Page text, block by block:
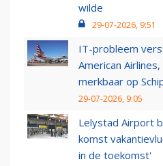
wilde
29-07-2026, 9:51
IT-probleem
American
merkbaar op
29-07-2026, 9:05
Lelystad Airport
komst
in de toekomst'